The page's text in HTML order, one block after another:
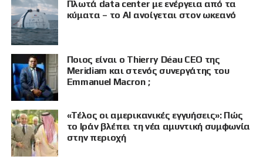
Πλωτά data center με ενέργεια από τα
κύματα – το AI ανοίγεται στον ωκεανό
Ποιος είναι ο Thierry Déau CEO της
Meridiam και στενός συνεργάτης του
Emmanuel Macron ;
«Τέλος οι αμερικανικές εγγυήσεις»: Πώς
το Ιράν βλέπει τη νέα αμυντική συμφωνία
στην περιοχή